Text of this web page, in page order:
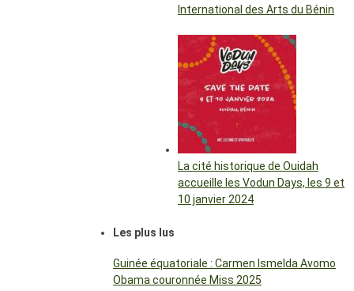
International des Arts du Bénin
La cité historique de Ouidah
accueille les Vodun Days, les 9 et
10 janvier 2024
Les plus lus
Guinée équatoriale : Carmen Ismelda Avomo
Obama couronnée Miss 2025